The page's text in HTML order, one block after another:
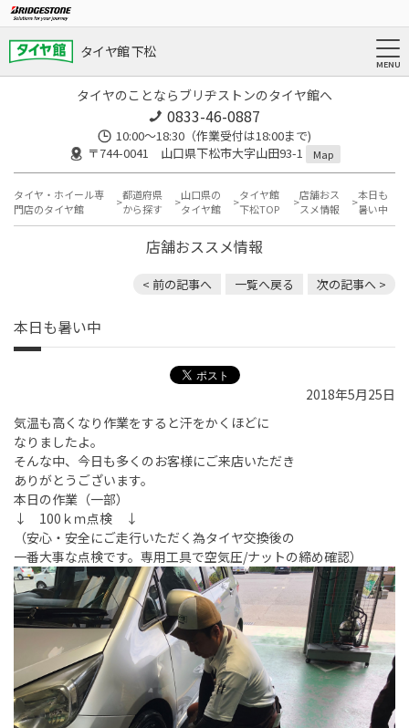
タイヤ館 下松
タイヤのことならブリヂストンのタイヤ館へ
0833-46-0887
10:00～18:30（作業受付は18:00まで)
〒744-0041 山口県下松市大字山田93-1
Map
タイヤ・ホイール専
門店のタイヤ館
都道府県
から探す
山口県の
タイヤ館
タイヤ館
下松TOP
店舗おス
スメ情報
本日も
暑い中
店舗おススメ情報
< 前の記事へ 一覧へ戻る 次の記事へ >
本日も暑い中
2018年5月25日
気温も高くなり作業をすると汗をかくほどに
なりましたよ。
そんな中、今日も多くのお客様にご来店いただき
ありがとうございます。
本日の作業（一部）
↓ 100ｋｍ点検 ↓
（安心・安全にご走行いただく為タイヤ交換後の
一番大事な点検です。専用工具で空気圧/ナットの締め確認）